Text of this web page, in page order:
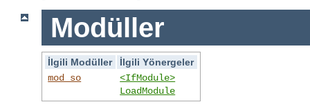
Modüller
İlgili Modüller
İlgili Yönergeler
mod_so
<IfModule>
LoadModule